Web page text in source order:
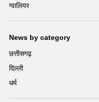
ग्वालियर
News by category
छत्तीसगढ़
दिल्ली
धर्म